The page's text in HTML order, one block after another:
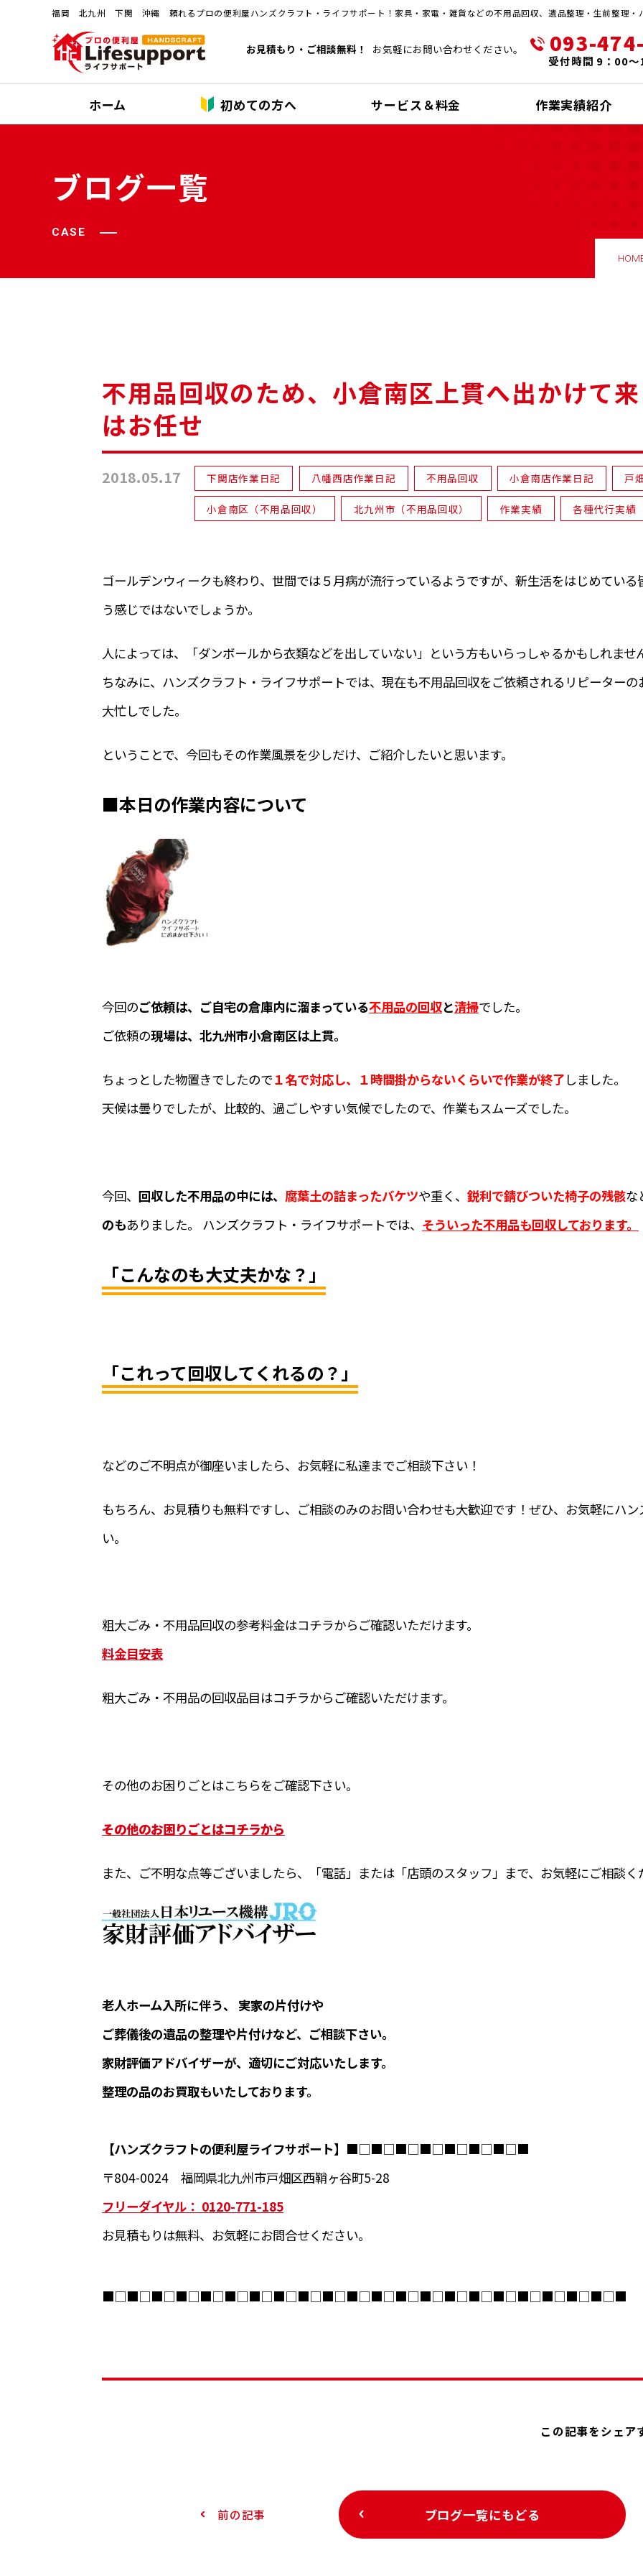
福岡 北九州 下関 沖縄 頼れるプロの便利屋ハンズクラフト・ライフサポート！家具・家電・雑貨などの不用品回収、遺品整理・生前整理・
お見積もり・ご相談無料！ お気軽にお問い合わせください。 093-
受付時間 9：00
ホーム 初めての方へ サービス＆料金 作業実績紹介
ブログ一覧
CASE
不用品回収のため、小倉南区上貫へ出かけて
はお任せ
2018.05.17 下関店作業日記 八幡西店作業日記 不用品回収 小倉南店作業日記 戸
小倉南区（不用品回収） 北九州市（不用品回収） 作業実績 各種代行実績
ゴールデンウィークも終わり、世間では５月病が流行っているようですが、新生活をはじめてい
う感じではないでしょうか。
人によっては、「ダンボールから衣類などを出していない」という方もいらっしゃるかもしれませ
ちなみに、ハンズクラフト・ライフサポートでは、現在も不用品回収をご依頼されるリピーター
大忙しでした。
ということで、今回もその作業風景を少しだけ、ご紹介したいと思います。
■本日の作業内容について
今回のご依頼は、ご自宅の倉庫内に溜まっている不用品の回収と清掃でした。
ご依頼の現場は、北九州市小倉南区は上貫。
ちょっとした物置きでしたので１名で対応し、１時間掛からないくらいで作業が終了 しました。
天候は曇りでしたが、比較的、過ごしやすい気候でしたので、作業もスムーズでした。
今回、 回収した不用品の中には、 腐葉土の詰まったバケツや重く、 鋭利で錆びついた椅子の残骸な
のもありました。 ハンズクラフト・ライフサポートでは、 そういった不用品も回収しております。
「こんなのも大丈夫かな？」
「これって回収してくれるの？」
などのご不明点が御座いましたら、お気軽に私達までご相談下さい！
もちろん、お見積りも無料ですし、ご相談のみのお問い合わせも大歓迎です！ぜひ、お気軽にハ
い。
粗大ごみ・不用品回収の参考料金はコチラからご確認いただけます。
料金目安表
粗大ごみ・不用品の回収品目はコチラからご確認いただけます。
その他のお困りごとはこちらをご確認下さい。
その他のお困りごとはコチラから
また、ご不明な点等ございましたら、「電話」または「店頭のスタッフ」まで、お気軽にご相談く
老人ホーム入所に伴う、 実家の片付けや
ご葬儀後の遺品の整理や片付けなど、ご相談下さい。
家財評価アドバイザーが、適切にご対応いたします。
整理の品のお買取もいたしております。
【ハンズクラフトの便利屋ライフサポート】 ■□■□■□■□■□■□■□■
〒804-0024 福岡県北九州市戸畑区西鞘ヶ谷町5-28
フリーダイヤル： 0120-771-185
お見積もりは無料、お気軽にお問合せください。
■□■□■□■□■□■□■□■□■□■□■□■□■□■□■□■□■□■□■□■□■□■
この記事をシェア
前の記事 ブログ一覧にもどる